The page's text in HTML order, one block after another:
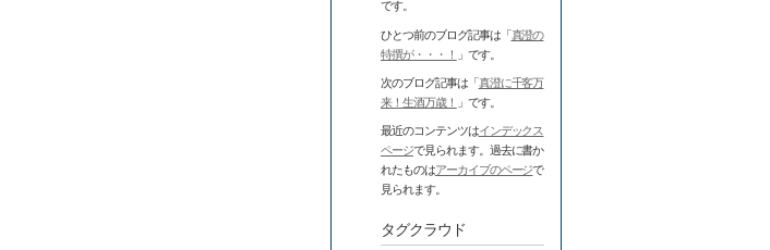
です。
ひとつ前のブログ記事は「真澄の
特撰が・・・！
」です。
次のブログ記事は「真澄に千客万
来！生酒万歳！
」です。
最近のコンテンツはインデックス
ページで見られます。過去に書か
れたものはアーカイブのページで
見られます。
タグクラウド